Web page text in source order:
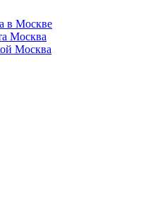
в Москве
Москва
Москва